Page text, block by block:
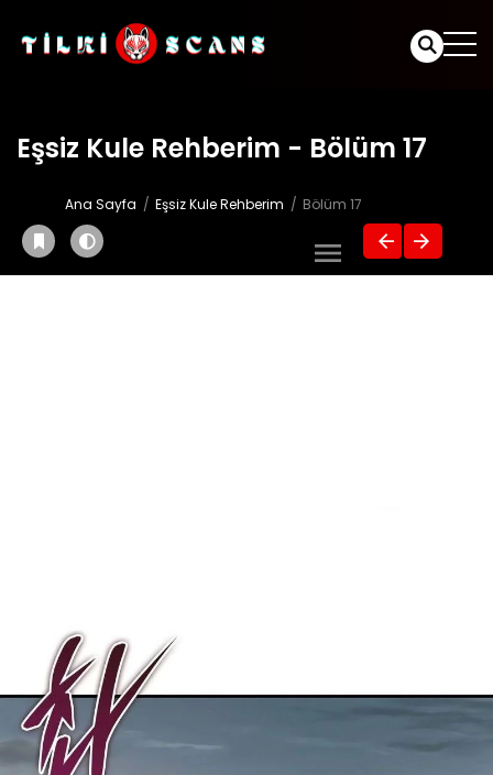
Eşsiz Kule Rehberim - Bölüm 17
Ana Sayfa Eşsiz Kule Rehberim Bölüm 17